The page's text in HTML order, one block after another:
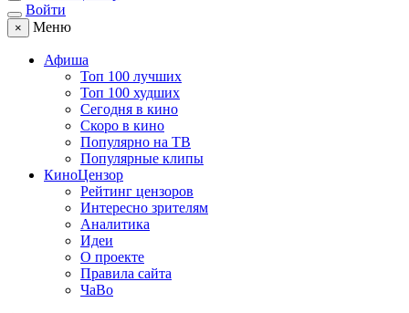
Войти
× Меню
Афиша
Топ 100 лучших
Топ 100 худших
Сегодня в кино
Скоро в кино
Популярно на ТВ
Популярные клипы
КиноЦензор
Рейтинг цензоров
Интересно зрителям
Аналитика
Идеи
О проекте
Правила сайта
ЧаВо